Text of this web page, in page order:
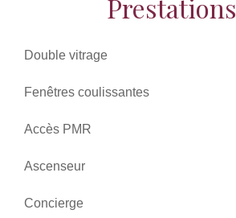
Prestations
Double vitrage
Fenêtres coulissantes
Accès PMR
Ascenseur
Concierge